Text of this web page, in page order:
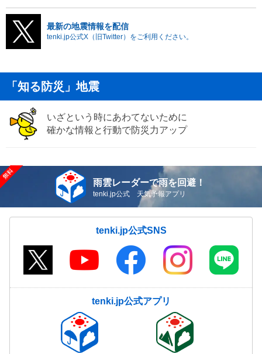
最新の地震情報を配信
tenki.jp公式X（旧Twitter）をご利用ください。
「知る防災」地震
いざという時にあわてないために
確かな情報と行動で防災力アップ
雨雲レーダーで雨を回避！
tenki.jp公式 天気予報アプリ
tenki.jp公式SNS
tenki.jp公式アプリ